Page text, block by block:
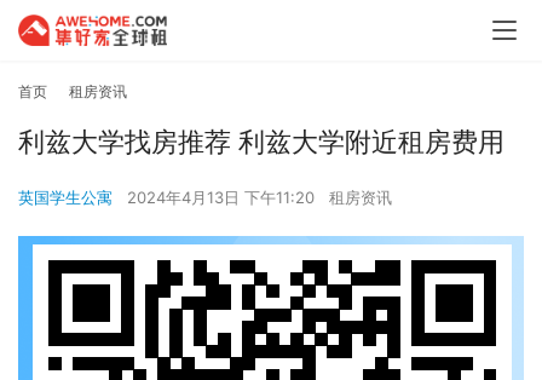
首页 租房资讯
利兹大学找房推荐 利兹大学附近租房费用
英国学生公寓 2024年4月13日 下午11:20 租房资讯